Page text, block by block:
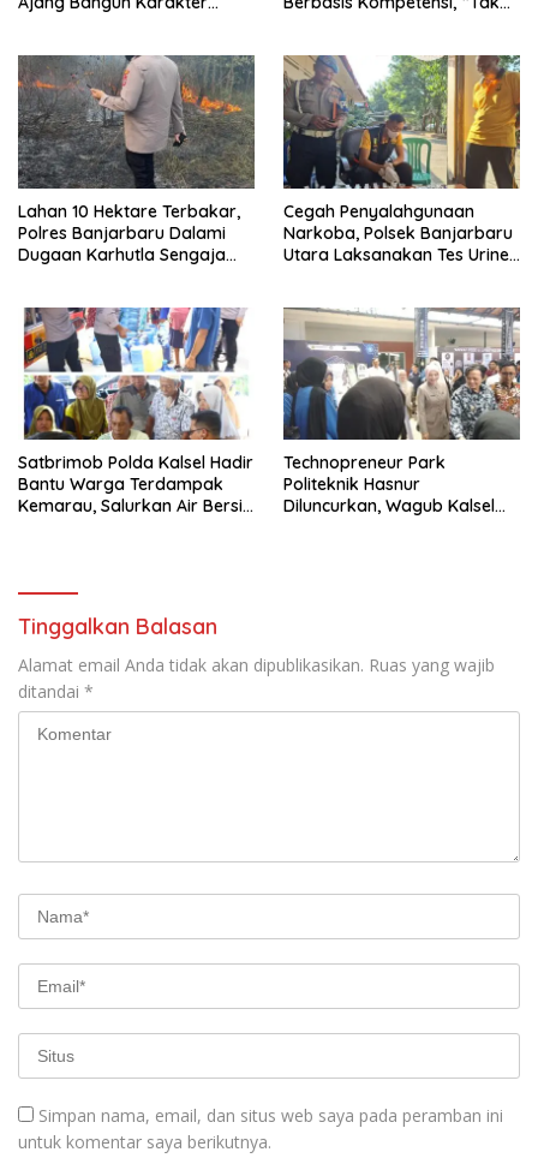
Lahan 10 Hektare Terbakar,
Polres Banjarbaru Dalami
Dugaan Karhutla Sengaja
Cegah Penyalahgunaan
Narkoba, Polsek Banjarbaru
Utara Laksanakan Tes Urine
Satbrimob Polda Kalsel Hadir
Bantu Warga Terdampak
Kemarau, Salurkan Air Bersih
Technopreneur Park
Politeknik Hasnur
Diluncurkan, Wagub Kalsel
Tinggalkan Balasan
Alamat email Anda tidak akan dipublikasikan. Ruas yang wajib
ditandai *
Simpan nama, email, dan situs web saya pada peramban ini
untuk komentar saya berikutnya.